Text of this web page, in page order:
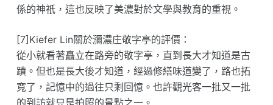
係的神祇，這也反映了美濃對於文學與教育的重視。
[7]Kiefer Lin關於瀰濃庄敬字亭的評價：
從小就看著矗立在路旁的敬字亭，直到長大才知道是古
蹟。但也是長大後才知道，經過修繕味道變了，路也拓
寬了，記憶中的過往只剩回憶。也許觀光客一批又一批
的到訪就只是拍照的景點之一。